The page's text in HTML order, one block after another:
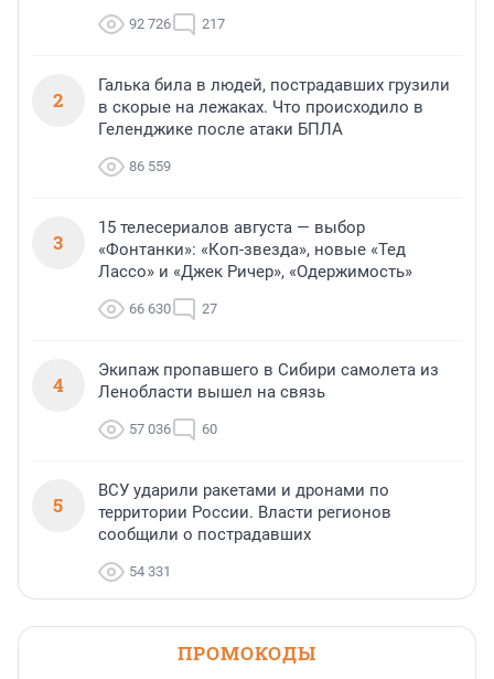
92 726 217
2
Галька била в людей, пострадавших грузили
в скорые на лежаках. Что происходило в
Геленджике после атаки БПЛА
86 559
3
15 телесериалов августа — выбор
«Фонтанки»: «Коп-звезда», новые «Тед
Лассо» и «Джек Ричер», «Одержимость»
66 630 27
4
Экипаж пропавшего в Сибири самолета из
Ленобласти вышел на связь
57 036 60
5
ВСУ ударили ракетами и дронами по
территории России. Власти регионов
сообщили о пострадавших
54 331
ПРОМОКОДЫ